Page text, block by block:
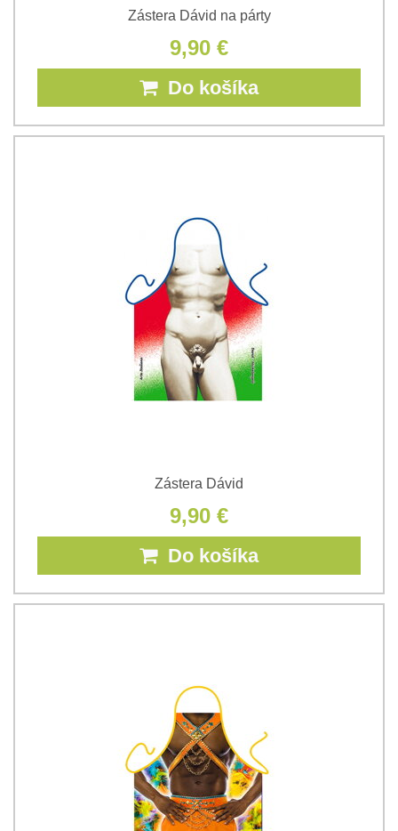
Zástera Dávid na párty
9,90 €
Do košíka
Zástera Dávid
9,90 €
Do košíka